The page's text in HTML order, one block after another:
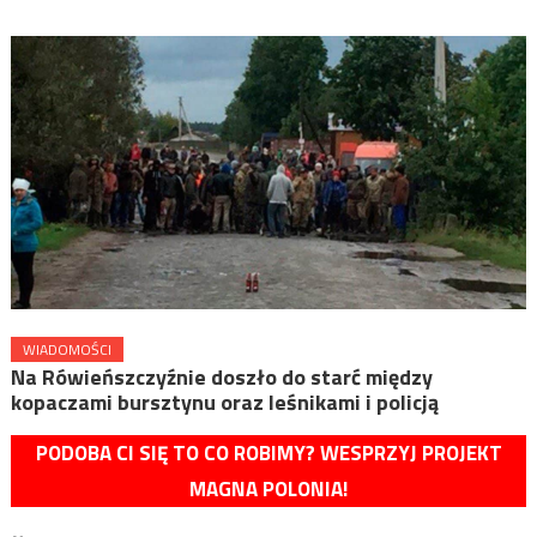
WIADOMOŚCI
Na Rówieńszczyźnie doszło do starć między
kopaczami bursztynu oraz leśnikami i policją
PODOBA CI SIĘ TO CO ROBIMY? WESPRZYJ PROJEKT
MAGNA POLONIA!